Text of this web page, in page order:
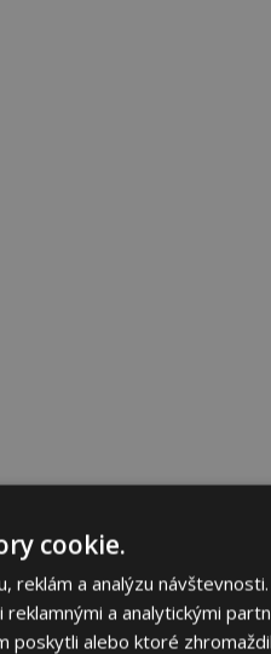
cookie.
reklám a analýzu
a analytickými
poskytli alebo ktoré